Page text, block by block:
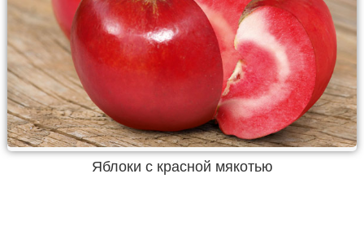
Яблоки с красной мякотью